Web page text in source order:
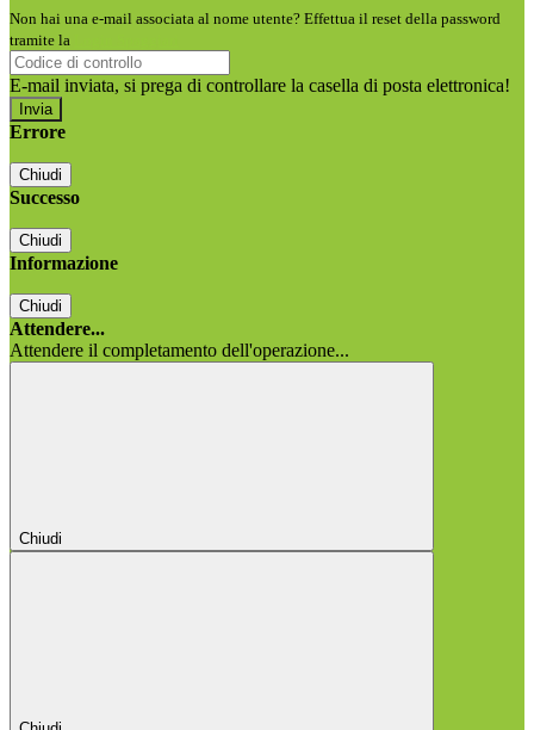
Non hai una e-mail associata al nome utente? Effettua il reset della password
tramite la
E-mail inviata, si prega di controllare la casella di posta elettronica!
Errore
Chiudi
Successo
Chiudi
Informazione
Chiudi
Attendere...
Attendere il completamento dell'operazione...
Chiudi